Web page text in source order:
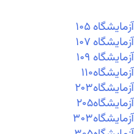
آزمايشگاه ۱۰۵
آزمايشگاه ۱۰۷
آزمايشگاه ۱۰۹
آزمايشگاه۱۱۰
آزمايشگاه۲۰۳
آزمايشگاه۲۰۵
آزمايشگاه۳۰۳